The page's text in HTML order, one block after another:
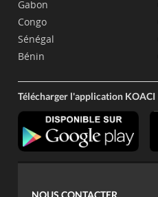
Gabon
Congo
Sénégal
Bénin
Télécharger l'application KOACI